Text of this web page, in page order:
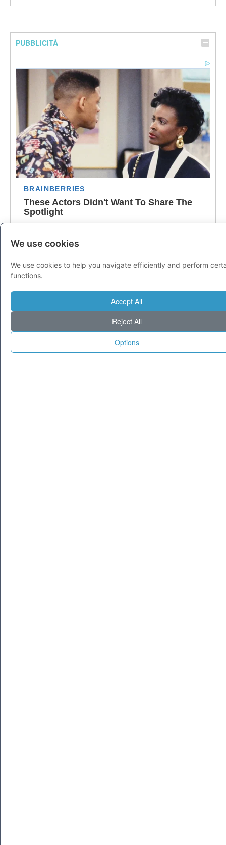
PUBBLICITÀ
We use cookies
We use cookies to help you navigate efficiently and perform
functions.
Accept All
Reject All
Options